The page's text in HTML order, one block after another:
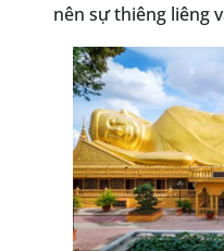
nên sự thiêng liêng